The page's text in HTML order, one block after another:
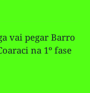
vai pegar Barro
na 1º fase